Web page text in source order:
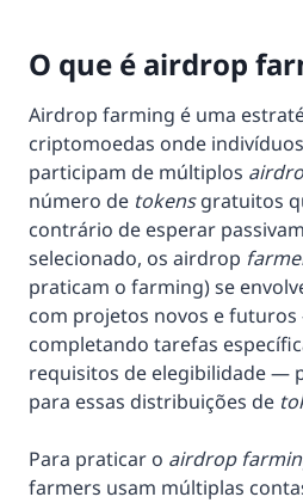
O que é airdrop
Airdrop farming é uma
criptomoedas onde
participam de múltiplos
número de tokensgratuitos
contrário de esperar
selecionado, os airdrop
praticam o farming) se
com projetos novos e
completando tarefas
requisitos de elegibilidade —
para essas distribuições de
Para praticar o airdrop
farmers usam múltiplas